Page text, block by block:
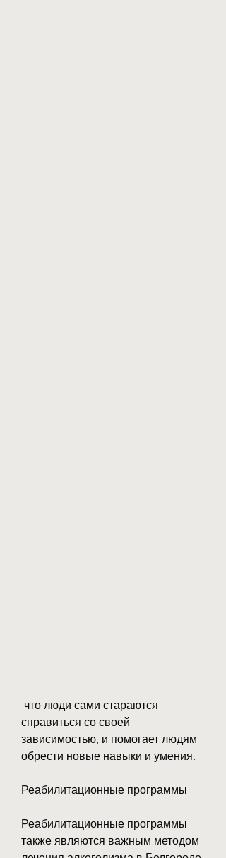
справиться со своей
зависимостью, и помогает людям
обрести новые навыки и умения.
Реабилитационные программы
Реабилитационные программы
также являются важным методом